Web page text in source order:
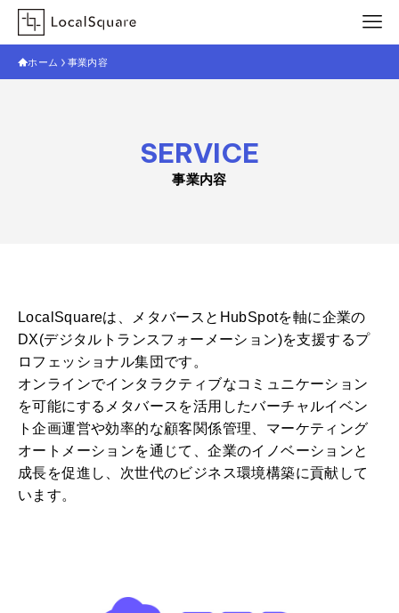
ホーム 事業内容
SERVICE
事業内容
LocalSquareは、メタバースとHubSpotを軸に企業の
DX(デジタルトランスフォーメーション)を支援するプ
ロフェッショナル集団です。
オンラインでインタラクティブなコミュニケーション
を可能にするメタバースを活用したバーチャルイベン
ト企画運営や効率的な顧客関係管理、マーケティング
オートメーションを通じて、企業のイノベーションと
成長を促進し、次世代のビジネス環境構築に貢献して
います。